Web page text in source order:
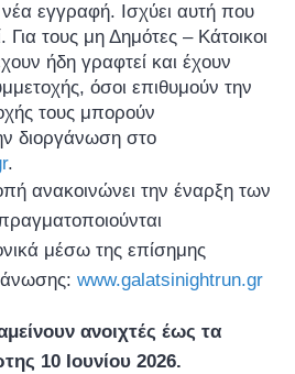
εγγραφή. Ισχύει αυτή που
Για τους μη Δημότες – Κάτοικοι
ήδη γραφτεί και έχουν
όσοι επιθυμούν την
τους μπορούν
διοργάνωση στο
.
ανακοινώνει την έναρξη των
μέσω της επίσημης
www.galatsinightrun.gr
ανοιχτές έως τα
10 Ιουνίου 2026.